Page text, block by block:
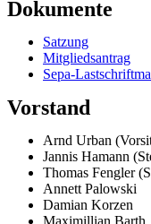
Dokumente
Satzung
Mitgliedsantrag
Sepa-
Vorstand
Arnd Urban
Jannis Hamann
Thomas Fengler
Annett Palowski
Damian Korzen